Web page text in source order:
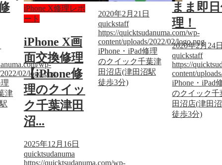
wp-
02/logo.png
津
iPhone X修理レポ
ート
iPhone X画
面交換修理
【iPhone修
理のクイッ
ク千葉津田
沼...
2025年12月16日
quicktsudanuma
https://quicktsudanuma.com/wp-
2020年2月21日
quickstaff
https://quicktsudanuma.com/wp-
content/uploads/2022/02/logo.png
iPhone・iPad修理
のクイック千葉津
田沼店(津田沼駅
徒歩3分)
まま即
理！
2020年2月24
quickstaff
https://
content/
iPhone・iPad
のクイック千
田沼店(津田
徒歩3分)